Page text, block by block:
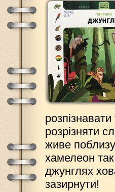
розрізняти
живе
хамелеон
джунглях
зазирнути!